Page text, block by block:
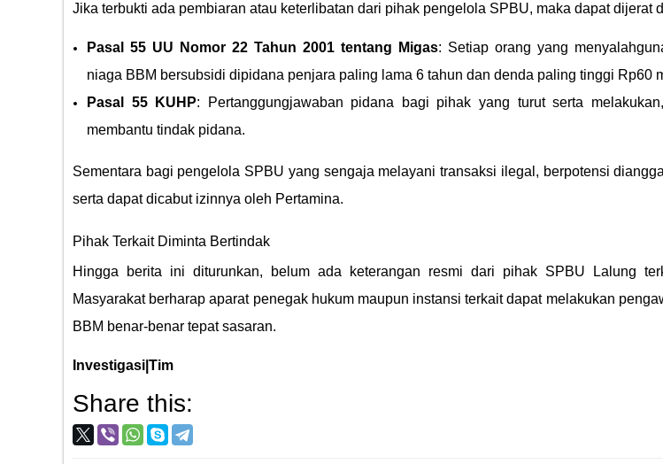
Jika terbukti ada pembiaran atau keterlibatan dari pihak pengelola SPBU, maka dapat dijerat
Pasal 55 UU Nomor 22 Tahun 2001 tentang Migas: Setiap orang yang
niaga BBM bersubsidi dipidana penjara paling lama 6 tahun dan denda paling tinggi Rp60
Pasal 55 KUHP: Pertanggungjawaban pidana bagi pihak yang turut serta
membantu tindak pidana.
Sementara bagi pengelola SPBU yang sengaja melayani transaksi ilegal, berpotensi
serta dapat dicabut izinnya oleh Pertamina.
Pihak Terkait Diminta Bertindak
Hingga berita ini diturunkan, belum ada keterangan resmi dari pihak SPBU Lalung
Masyarakat berharap aparat penegak hukum maupun instansi terkait dapat melakukan
BBM benar-benar tepat sasaran.
Investigasi|Tim
Share this: